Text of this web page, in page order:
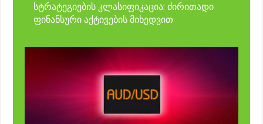
სტრატეგიების კლასიფიკაცია: ძირითადი
ფინანსური აქტივების მიხედვით